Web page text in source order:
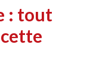
: tout